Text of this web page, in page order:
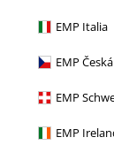
EMP Italia
EMP
EMP
EMP